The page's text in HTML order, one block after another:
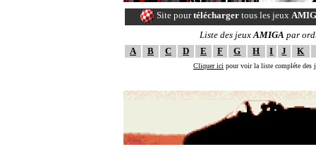
Site pourtélécharger tous les jeux
Liste des jeuxAMIGA par
A
B C D E F G H I J K
Cliquer ici pour voir la liste compléte des